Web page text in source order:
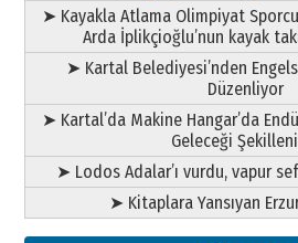
➤ Kayakla Atlama Olimpiyat
Arda İplikçioğlu’nun kayak
➤ Kartal Belediyesi’nden
Düzenliyor
➤ Kartal’da Makine Hangar’da
Geleceği
➤ Lodos Adalar’ı vurdu, vapur
➤ Kitaplara Yansıyan